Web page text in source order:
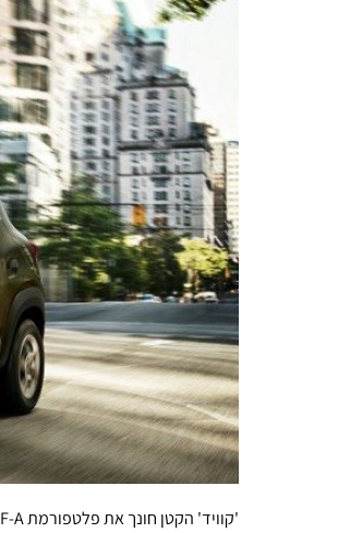
'קוויד' הקטן חונך את פלטפורמת CMF-A החדשה של רנו-ניסאן, וינסה להתחרות בסוזוקי אלטו ויונדאי i10. הנשק שלו: עיצוב קרוס-אוברי וייצור במפעל חדש בהודו